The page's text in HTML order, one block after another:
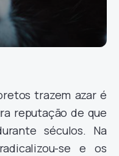
trazem azar é
reputação de que
séculos. Na
se e os